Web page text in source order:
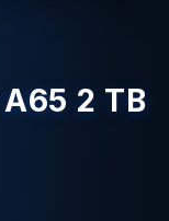
2 TB